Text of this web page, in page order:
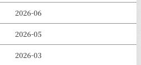
2026-06
2026-05
2026-03